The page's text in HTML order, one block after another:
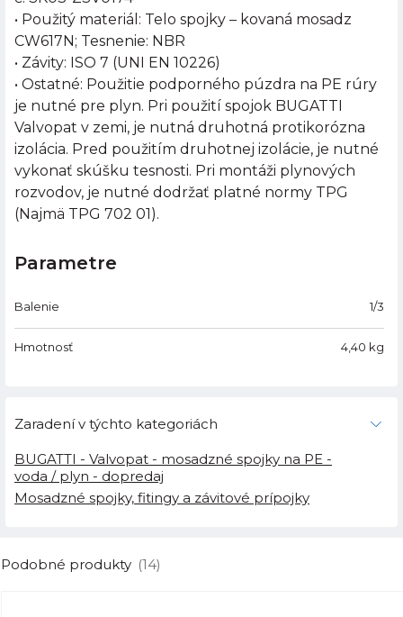
• Použitý materiál: Telo spojky – kovaná mosadz
CW617N; Tesnenie: NBR
• Závity: ISO 7 (UNI EN 10226)
• Ostatné: Použitie podporného púzdra na PE rúry
je nutné pre plyn. Pri použití spojok BUGATTI
Valvopat v zemi, je nutná druhotná protikorózna
izolácia. Pred použitím druhotnej izolácie, je nutné
vykonať skúšku tesnosti. Pri montáži plynových
rozvodov, je nutné dodržať platné normy TPG
(Najmä TPG 702 01).
Parametre
Balenie 1/3
Hmotnosť 4,40 kg
Zaradení v týchto kategoriách
BUGATTI - Valvopat - mosadzné spojky na PE -
voda / plyn - dopredaj
Mosadzné spojky, fitingy a závitové prípojky
Podobné produkty (14)